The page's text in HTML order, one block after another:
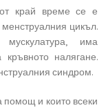
край време се е
цикъл.
има
налягане.
синдром.
помощ и които всеки